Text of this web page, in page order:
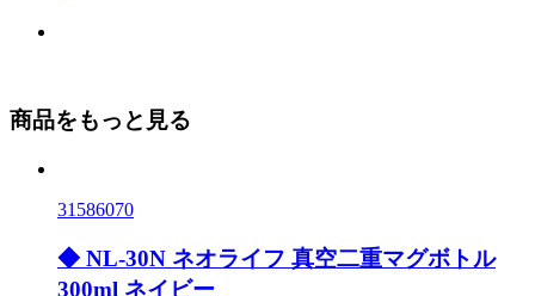
商品をもっと見る
31586070
◆ NL-30N ネオライフ 真空二重マグボトル
300ml ネイビー